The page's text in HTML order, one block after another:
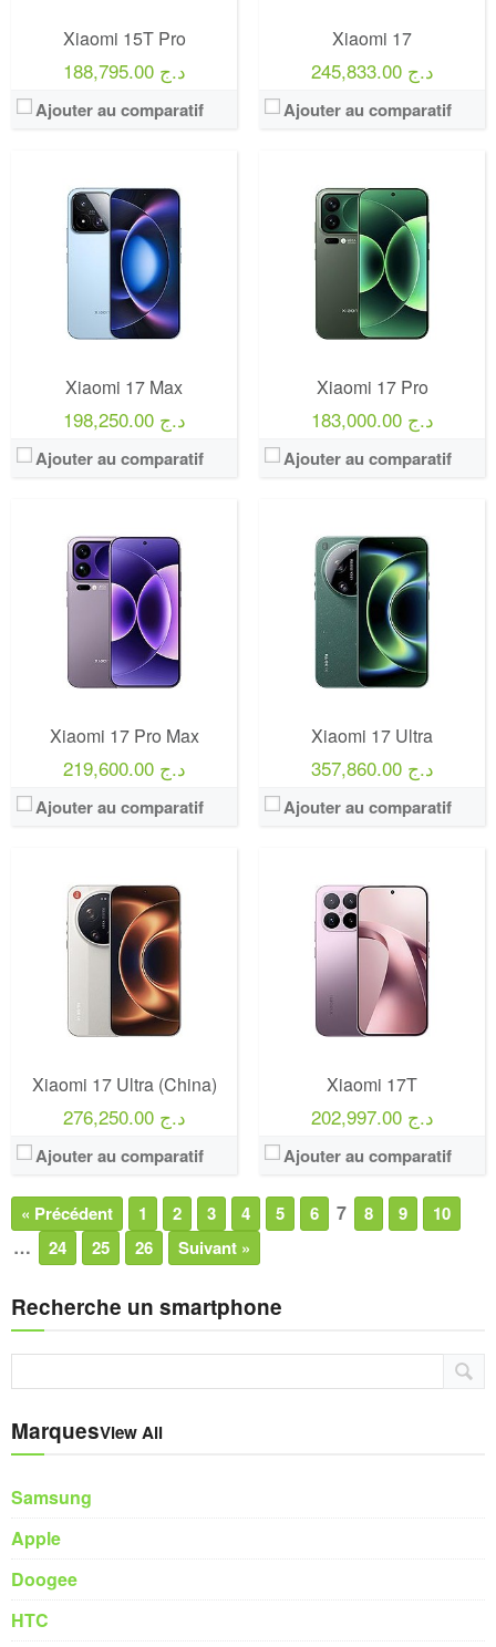
Xiaomi 15T Pro
188,795.00 د.ج
Ajouter au comparatif
Xiaomi 17
245,833.00 د.ج
Ajouter au comparatif
Xiaomi 17 Max
198,250.00 د.ج
Ajouter au comparatif
Xiaomi 17 Pro
183,000.00 د.ج
Ajouter au comparatif
Xiaomi 17 Pro Max
219,600.00 د.ج
Ajouter au comparatif
Xiaomi 17 Ultra
357,860.00 د.ج
Ajouter au comparatif
Xiaomi 17 Ultra (China)
276,250.00 د.ج
Ajouter au comparatif
Xiaomi 17T
202,997.00 د.ج
Ajouter au comparatif
« Précédent 1 2 3 4 5 6 7 8 9 10
… 24 25 26 Suivant »
Recherche un smartphone
MarquesView All
Samsung
Apple
Doogee
HTC